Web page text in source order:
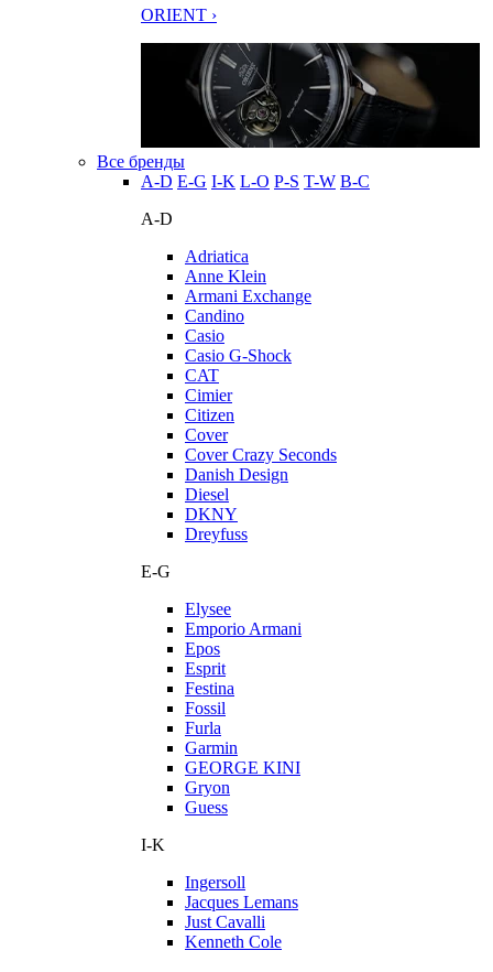
ORIENT ›
Все бренды
A-D E-G I-K L-O P-S T-W В-С
A-D
Adriatica
Anne Klein
Armani Exchange
Candino
Casio
Casio G-Shock
CAT
Cimier
Citizen
Cover
Cover Crazy Seconds
Danish Design
Diesel
DKNY
Dreyfuss
E-G
Elysee
Emporio Armani
Epos
Esprit
Festina
Fossil
Furla
Garmin
GEORGE KINI
Gryon
Guess
I-K
Ingersoll
Jacques Lemans
Just Cavalli
Kenneth Cole